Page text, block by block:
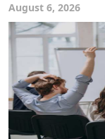
August 6, 2026